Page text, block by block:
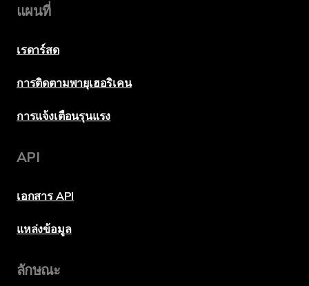
แผนที่
เรดาร์สด
การติดตามพายุเฮอริเคน
การแจ้งเตือนรุนแรง
API
เอกสาร API
แหล่งข้อมูล
ลักษณะ